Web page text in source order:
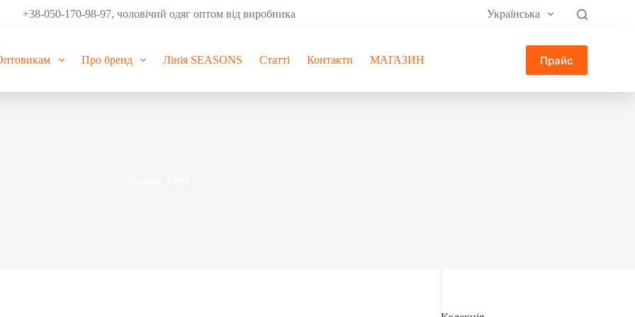
+38-050-170-98-97, чоловічий одяг оптом від виробника Українська
Про бренд Лінія SEASONS Статті Контакти МАГАЗИН Прайс